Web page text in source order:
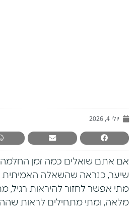
יולי 4, 2026
אם אתם שואלים כמה זמן
שיער, כנראה שהשאלה האמיתית
מתי אפשר לחזור להיראות רגיל,
מלאה, ומתי מתחילים לראות